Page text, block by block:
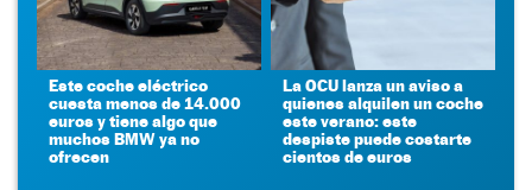
Este coche eléctrico
cuesta menos de 14.000
euros y tiene algo que
muchos BMW ya no
ofrecen
La OCU lanza un aviso a
quienes alquilen un coche
este verano: este
despiste puede costarte
cientos de euros